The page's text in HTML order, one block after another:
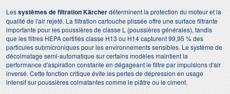
Lessystèmes de filtration Kärcherdéterminent la protection du moteur et la
qualité de l'air rejeté. La filtration cartouche plissée offre une surface filtrante
importante pour les poussières de classe L (poussières générales), tandis
que les filtres HEPA certifiés classe H13 ou H14 capturent 99,95 % des
particules submicroniques pour les environnements sensibles. Le système de
décolmatage semi-automatique sur certains modèles maintient la
performance d'aspiration constante en dégageant le filtre par impulsions d'air
inversé. Cette fonction critique évite les pertes de dépression en usage
intensif sur poussières colmatantes comme le plâtre ou le ciment.